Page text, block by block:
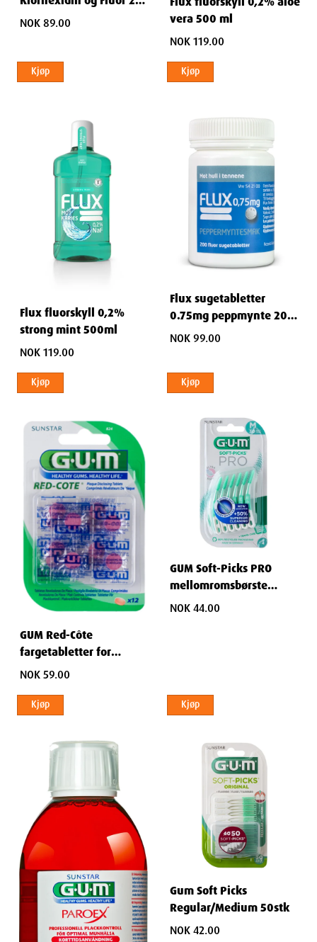
ml
NOK 89.00
Kjøp
vera 500 ml
NOK 119.00
Kjøp
Flux fluorskyll 0,2%
strong mint 500ml
NOK 119.00
Kjøp
Flux sugetabletter
0.75mg peppmynte 200
STK
NOK 99.00
Kjøp
GUM Red-Côte
fargetabletter for
plakkontroll 12 stk
NOK 59.00
Kjøp
GUM Soft-Picks PRO
mellomromsbørste
medium 30 stk
NOK 44.00
Kjøp
Gum Soft Picks
Regular/Medium 50stk
NOK 42.00